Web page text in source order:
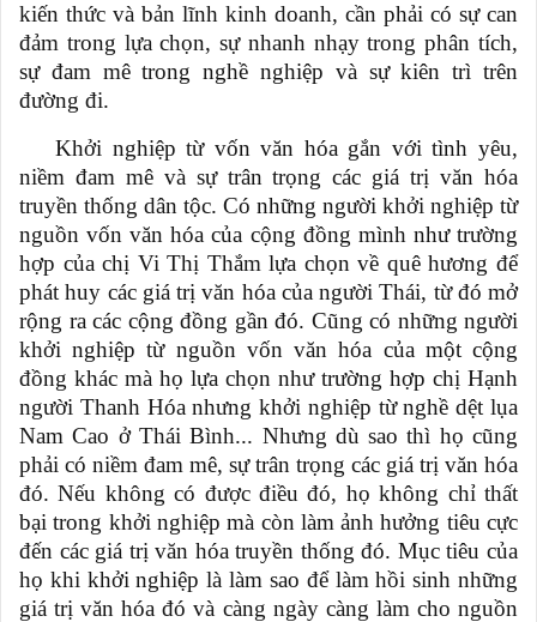
kiến thức và bản lĩnh kinh doanh, cần phải có sự can
đảm trong lựa chọn, sự nhanh nhạy trong phân tích,
sự đam mê trong nghề nghiệp và sự kiên trì trên
đường đi.
Khởi nghiệp từ vốn văn hóa gắn với tình yêu,
niềm đam mê và sự trân trọng các giá trị văn hóa
truyền thống dân tộc. Có những người khởi nghiệp từ
nguồn vốn văn hóa của cộng đồng mình như trường
hợp của chị Vi Thị Thắm lựa chọn về quê hương để
phát huy các giá trị văn hóa của người Thái, từ đó mở
rộng ra các cộng đồng gần đó. Cũng có những người
khởi nghiệp từ nguồn vốn văn hóa của một cộng
đồng khác mà họ lựa chọn như trường hợp chị Hạnh
người Thanh Hóa nhưng khởi nghiệp từ nghề dệt lụa
Nam Cao ở Thái Bình... Nhưng dù sao thì họ cũng
phải có niềm đam mê, sự trân trọng các giá trị văn hóa
đó. Nếu không có được điều đó, họ không chỉ thất
bại trong khởi nghiệp mà còn làm ảnh hưởng tiêu cực
đến các giá trị văn hóa truyền thống đó. Mục tiêu của
họ khi khởi nghiệp là làm sao để làm hồi sinh những
giá trị văn hóa đó và càng ngày càng làm cho nguồn